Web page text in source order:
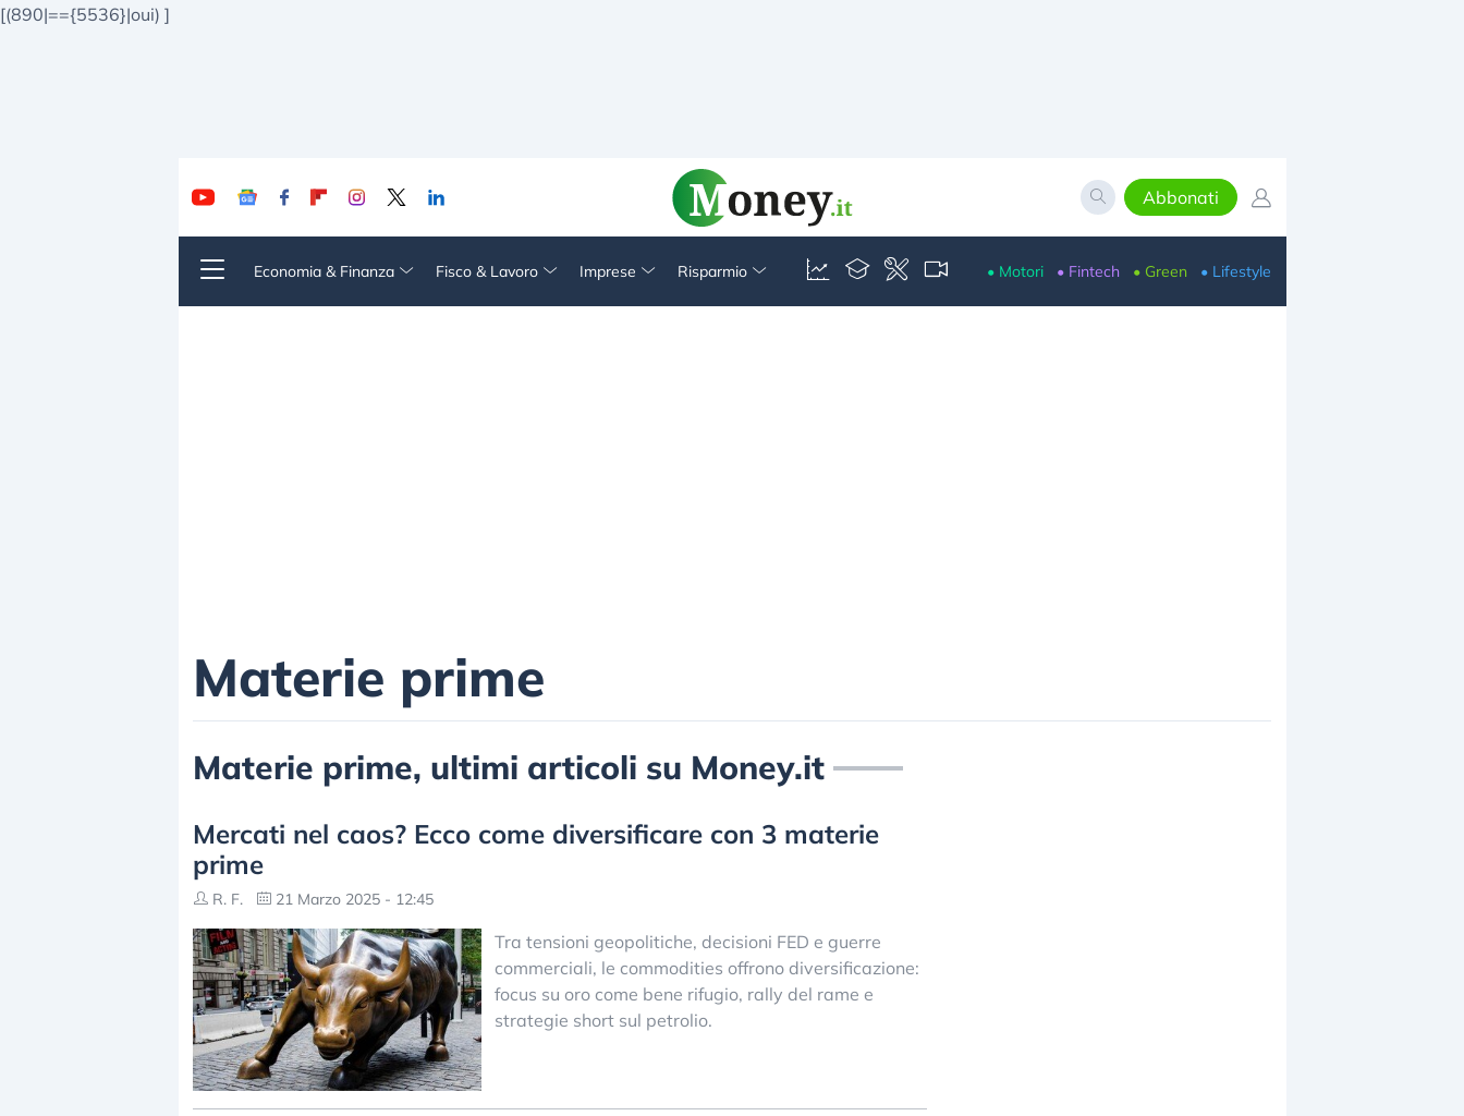
[(890|=={5536}|oui) ]
Abbonati
Economia & Finanza Fisco & Lavoro Imprese Risparmio • Motori • Fintech • Green • Lifestyle
Materie prime
Materie prime, ultimi articoli su Money.it
Mercati nel caos? Ecco come diversificare con 3 materie
prime
R. F. 21 Marzo 2025 - 12:45
Tra tensioni geopolitiche, decisioni FED e guerre
commerciali, le commodities offrono diversificazione:
focus su oro come bene rifugio, rally del rame e
strategie short sul petrolio.